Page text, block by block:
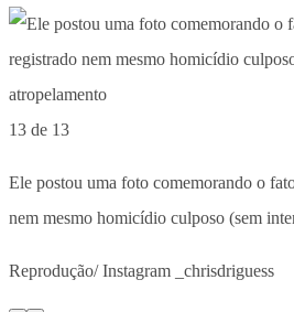
13 de 13
Ele postou uma foto comemorando o
nem mesmo homicídio culposo (sem
Reprodução/ Instagram _chrisdriguess